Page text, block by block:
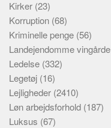
Kirker (23)
Korruption (68)
Kriminelle penge (56)
Landejendomme vingårde
Ledelse (332)
Legetøj (16)
Lejligheder (2410)
Løn arbejdsforhold (187)
Luksus (67)